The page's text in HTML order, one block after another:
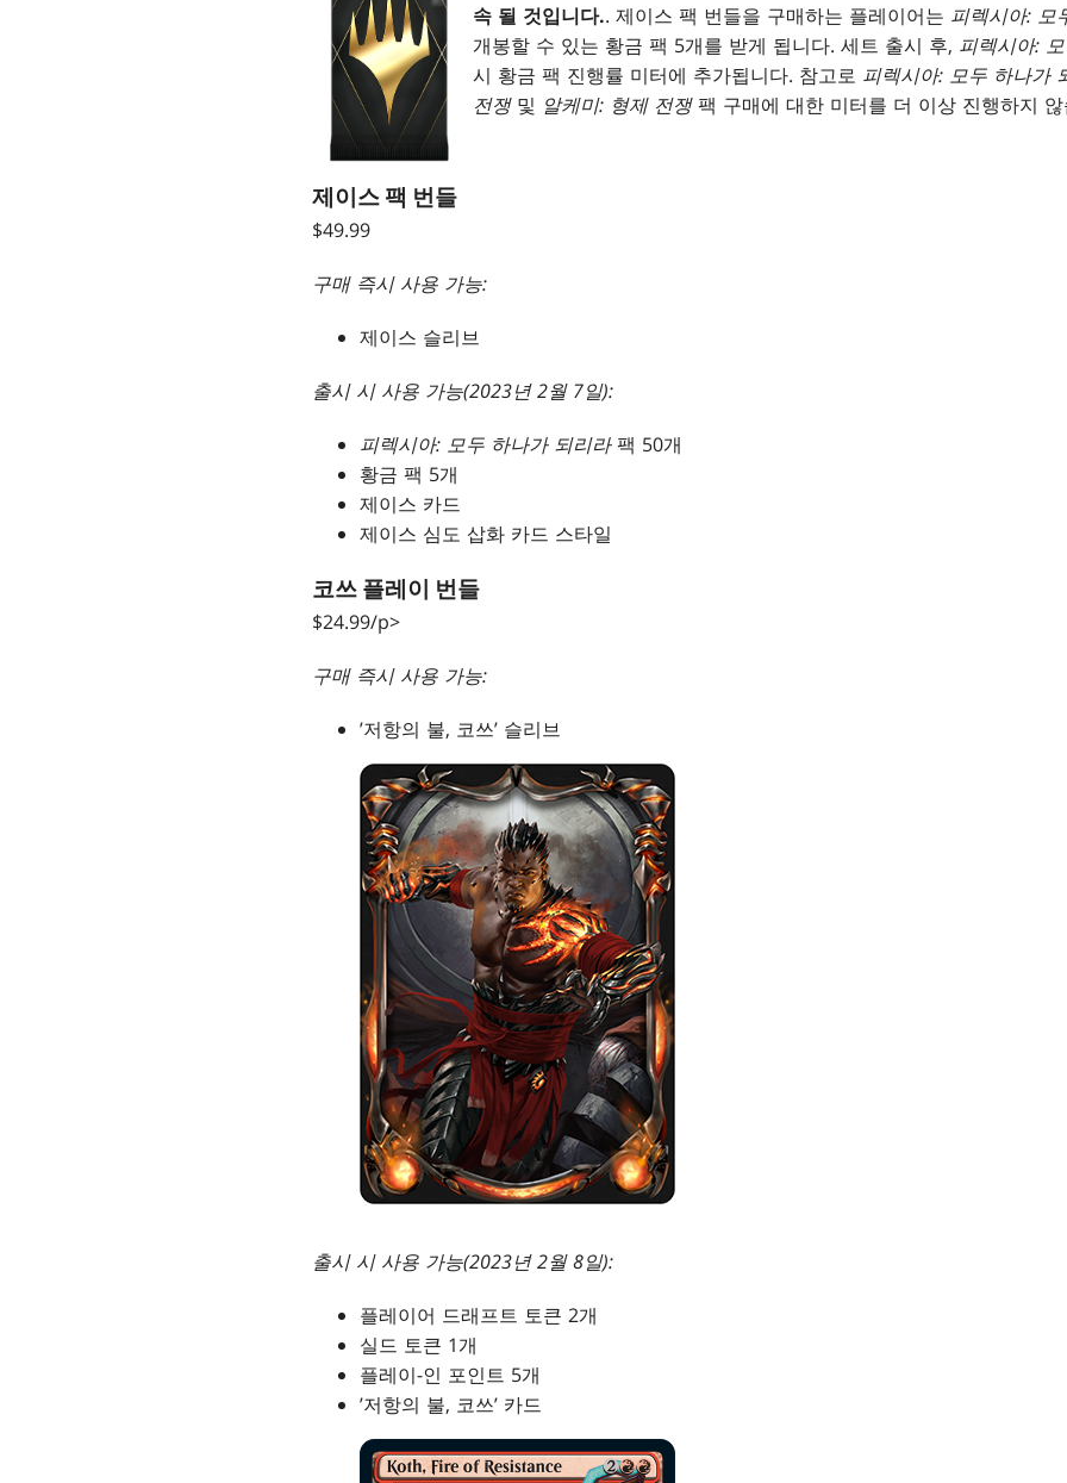
속 될 것입니다.. 제이스 팩 번들을 구매하는 플레이어는 피렉시아: 모
개봉할 수 있는 황금 팩 5개를 받게 됩니다. 세트 출시 후, 피렉시아:
시 황금 팩 진행률 미터에 추가됩니다. 참고로 피렉시아: 모두 하나가
전쟁및 알케미: 형제 전쟁팩 구매에 대한 미터를 더 이상 진행하지 않
제이스 팩 번들
$49.99
구매 즉시 사용 가능:
제이스 슬리브
출시 시 사용 가능(2023년 2월 7일):
피렉시아: 모두 하나가 되리라팩 50개
황금 팩 5개
제이스 카드
제이스 심도 삽화 카드 스타일
코쓰 플레이 번들
$24.99/p>
구매 즉시 사용 가능:
’저항의 불, 코쓰’ 슬리브
출시 시 사용 가능(2023년 2월 8일):
플레이어 드래프트 토큰 2개
실드 토큰 1개
플레이-인 포인트 5개
’저항의 불, 코쓰’ 카드